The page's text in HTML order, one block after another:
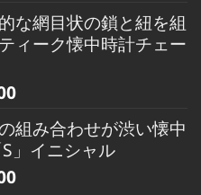
な網目状の鎖と紐を組
ィーク懐中時計チェー
組み合わせが渋い懐中
」イニシャル